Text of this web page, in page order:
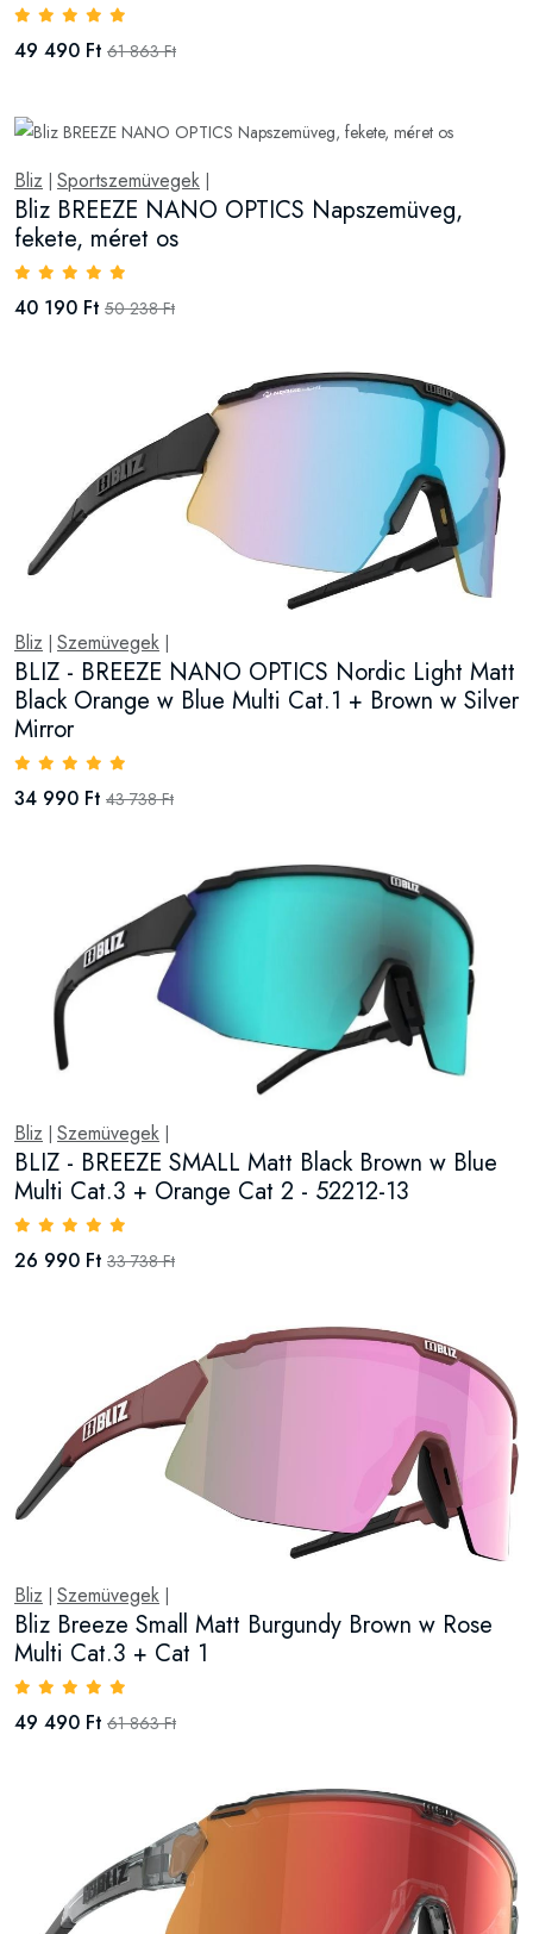
49 490 Ft 61 863 Ft
Bliz | Sportszemüvegek |
Bliz BREEZE NANO OPTICS Napszemüveg,
fekete, méret os
40 190 Ft 50 238 Ft
Bliz | Szemüvegek |
BLIZ - BREEZE NANO OPTICS Nordic Light Matt
Black Orange w Blue Multi Cat.1 + Brown w Silver
Mirror
34 990 Ft 43 738 Ft
Bliz | Szemüvegek |
BLIZ - BREEZE SMALL Matt Black Brown w Blue
Multi Cat.3 + Orange Cat 2 - 52212-13
26 990 Ft 33 738 Ft
Bliz | Szemüvegek |
Bliz Breeze Small Matt Burgundy Brown w Rose
Multi Cat.3 + Cat 1
49 490 Ft 61 863 Ft